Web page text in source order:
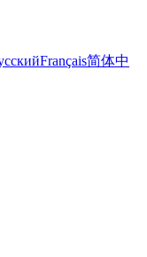
Français简体中